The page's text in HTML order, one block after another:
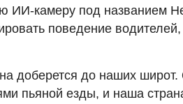
ИИ-камеру под названием
поведение
доберется до наших
пьяной езды, и наша